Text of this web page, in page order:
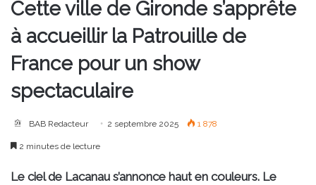
Cette ville de Gironde s’apprête
à accueillir la Patrouille de
France pour un show
spectaculaire
BAB Redacteur 2 septembre 2025 1 878
2 minutes de lecture
Le ciel de Lacanau s’annonce haut en couleurs. Le